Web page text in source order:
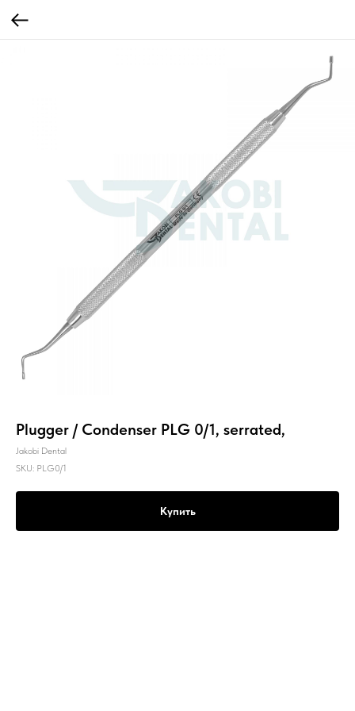
Plugger / Condenser PLG 0/1, serrated,
Jakobi Dental
SKU: PLG0/1
Купить